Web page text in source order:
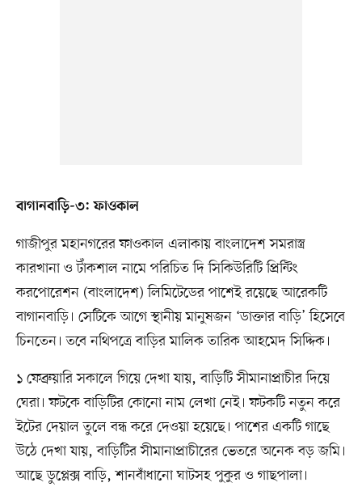
বাগানবাড়ি-৩: ফাওকাল
গাজীপুর মহানগরের ফাওকাল এলাকায় বাংলাদেশ সমরাস্ত্র
কারখানা ও টাঁকশাল নামে পরিচিত দি সিকিউরিটি প্রিন্টিং
করপোরেশন (বাংলাদেশ) লিমিটেডের পাশেই রয়েছে আরেকটি
বাগানবাড়ি। সেটিকে আগে স্থানীয় মানুষজন ‘ডাক্তার বাড়ি’ হিসেবে
চিনতেন। তবে নথিপত্রে বাড়ির মালিক তারিক আহমেদ সিদ্দিক।
১ ফেব্রুয়ারি সকালে গিয়ে দেখা যায়, বাড়িটি সীমানাপ্রাচীর দিয়ে
ঘেরা। ফটকে বাড়িটির কোনো নাম লেখা নেই। ফটকটি নতুন করে
ইটের দেয়াল তুলে বন্ধ করে দেওয়া হয়েছে। পাশের একটি গাছে
উঠে দেখা যায়, বাড়িটির সীমানাপ্রাচীরের ভেতরে অনেক বড় জমি।
আছে ডুপ্লেক্স বাড়ি, শানবাঁধানো ঘাটসহ পুকুর ও গাছপালা।